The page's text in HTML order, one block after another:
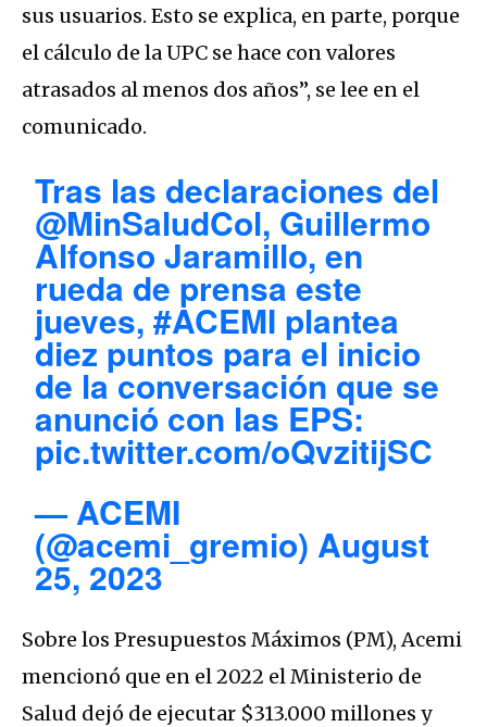
sus usuarios. Esto se explica, en parte, porque
el cálculo de la UPC se hace con valores
atrasados al menos dos años”, se lee en el
comunicado.
Tras las declaraciones del
@MinSaludCol, Guillermo
Alfonso Jaramillo, en
rueda de prensa este
jueves,#ACEMI plantea
diez puntos para el inicio
de la conversación que se
anunció con las EPS:
pic.twitter.com/oQvzitijSC
— ACEMI
(@acemi_gremio) August
25, 2023
Sobre los Presupuestos Máximos (PM), Acemi
mencionó que en el 2022 el Ministerio de
Salud dejó de ejecutar $313.000 millones y